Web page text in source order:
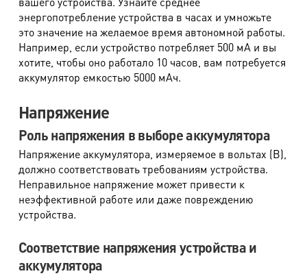
энергопотребление устройства в часах и умножьте
это значение на желаемое время автономной работы.
Например, если устройство потребляет 500 мА и вы
хотите, чтобы оно работало 10 часов, вам потребуется
аккумулятор емкостью 5000 мАч.
Напряжение
Роль напряжения в выборе аккумулятора
Напряжение аккумулятора, измеряемое в вольтах (В),
должно соответствовать требованиям устройства.
Неправильное напряжение может привести к
неэффективной работе или даже повреждению
устройства.
Соответствие напряжения устройства и
аккумулятора